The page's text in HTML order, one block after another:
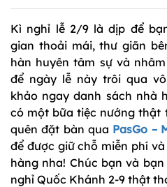
Kì nghỉ lễ 2/9 là dịp để
gian thoải mái, thư giãn
hàn huyên tâm sự và
để ngày lễ này trôi qua
khảo ngay danh sách nhà
có một bữa tiệc nướng thật
quên đặt bàn qua PasGo –
để được giữ chỗ miễn phí
hàng nha! Chúc bạn và
nghỉ Quốc Khánh 2-9 thật